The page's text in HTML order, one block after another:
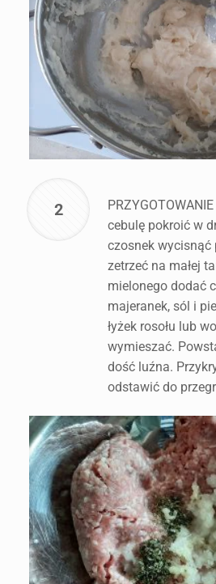
2
cebulę pokroić w
czosnek wycisnąć
zetrzeć na małej
mielonego dodać
majeranek, sól i
łyżek rosołu lub
wymieszać.
dość luźna.
odstawić do